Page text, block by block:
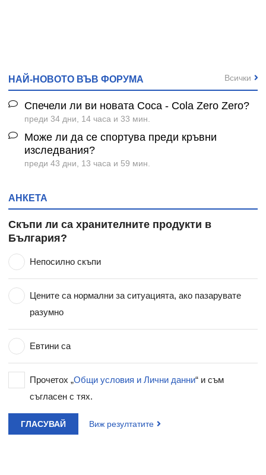
НАЙ-НОВОТО ВЪВ ФОРУМА
Спечели ли ви новата Coca - Cola Zero Zero?
преди 34 дни, 14 часа и 33 мин.
Може ли да се спортува преди кръвни
изследвания?
преди 43 дни, 13 часа и 59 мин.
Всички
АНКЕТА
Скъпи ли са хранителните продукти в
България?
Непосилно скъпи
Цените са нормални за ситуацията, ако пазарувате
разумно
Евтини са
Прочетох „Общи условия и Лични данни“ и съм
съгласен с тях.
ГЛАСУВАЙ Виж резултатите